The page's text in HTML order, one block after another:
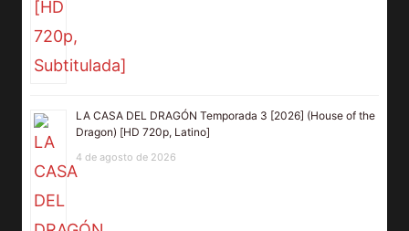
LA CASA DEL DRAGÓN Temporada 3 [2026] (House of the
Dragon) [HD 720p, Latino]
4 de agosto de 2026